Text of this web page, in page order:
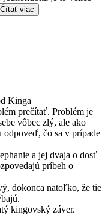
Čítať viac
Kinga
prečítať. Problém je
vôbec zlý, ale ako
odpoveď, čo sa v prípade
a jej dvaja o dosť
príbeh o
dokonca natoľko, že tie
kingovský záver.